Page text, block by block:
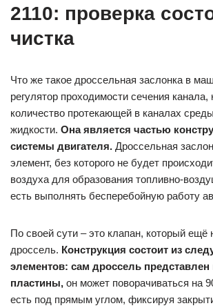
2110: проверка
чистка
Что же такое дроссельная заслонка в
регулятор проходимости сечения канала,
количество протекающей в каналах
жидкости. Она является частью
системы двигателя. Дроссельная
элемент, без которого не будет
воздуха для образования топливно-
есть выполнять бесперебойную работу
По своей сути – это клапан, который ещё
дроссель. Конструкция состоит из
элементов: сам дроссель представлен
пластины, он может поворачиваться на
есть под прямым углом, фиксируя